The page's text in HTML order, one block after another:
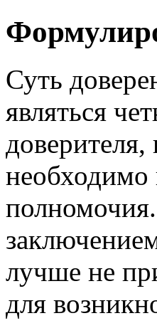
Суть
являться
необходимо
лучше не
для